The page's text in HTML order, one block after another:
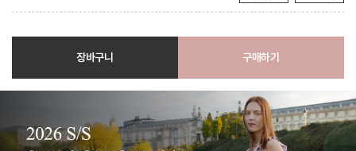
장바구니 구매하기